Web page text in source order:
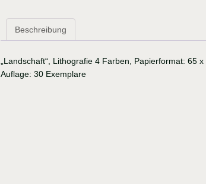
Beschreibung
„Landschaft“, Lithografie 4 Farben, Papierformat: 65 x
Auflage: 30 Exemplare